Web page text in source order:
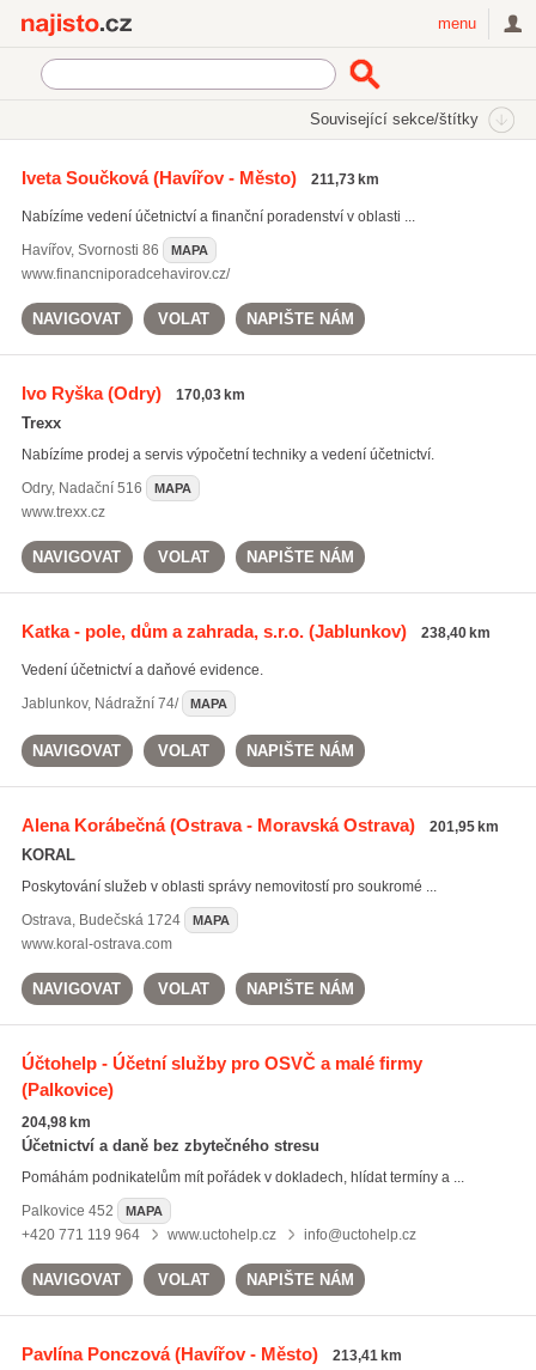
menu
Související sekce/štítky
Iveta Součková(Havířov - Město) 211,73 km
Nabízíme vedení účetnictví a finanční poradenství v oblasti ...
Havířov, Svornosti 86 MAPA
www.financniporadcehavirov.cz/
NAVIGOVAT VOLAT NAPIŠTE NÁM
Ivo Ryška(Odry) 170,03 km
Trexx
Nabízíme prodej a servis výpočetní techniky a vedení účetnictví.
Odry, Nadační 516 MAPA
www.trexx.cz
NAVIGOVAT VOLAT NAPIŠTE NÁM
Katka - pole, dům a zahrada, s.r.o.(Jablunkov) 238,40 km
Vedení účetnictví a daňové evidence.
Jablunkov, Nádražní 74/ MAPA
NAVIGOVAT VOLAT NAPIŠTE NÁM
Alena Korábečná(Ostrava - Moravská Ostrava) 201,95 km
KORAL
Poskytování služeb v oblasti správy nemovitostí pro soukromé ...
Ostrava, Budečská 1724 MAPA
www.koral-ostrava.com
NAVIGOVAT VOLAT NAPIŠTE NÁM
Účtohelp - Účetní služby pro OSVČ a malé firmy
(Palkovice)
204,98 km
Účetnictví a daně bez zbytečného stresu
Pomáhám podnikatelům mít pořádek v dokladech, hlídat termíny a ...
Palkovice 452 MAPA
+420 771 119 964 www.uctohelp.cz info@uctohelp.cz
NAVIGOVAT VOLAT NAPIŠTE NÁM
Pavlína Ponczová(Havířov - Město) 213,41 km